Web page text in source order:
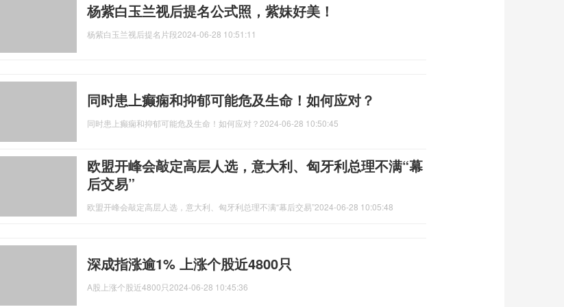
杨紫白玉兰视后提名公式照，紫妹好美！
杨紫白玉兰视后提名片段2024-06-28 10:51:11
同时患上癫痫和抑郁可能危及生命！如何应对？
同时患上癫痫和抑郁可能危及生命！如何应对？ 2024-06-28 10:50:45
欧盟开峰会敲定高层人选，意大利、匈牙利总理不满“幕
后交易”
欧盟开峰会敲定高层人选，意大利、匈牙利总理不满“幕后交易”2024-06-28 10:05:48
深成指涨逾1% 上涨个股近4800只
A股上涨个股近4800只2024-06-28 10:45:36